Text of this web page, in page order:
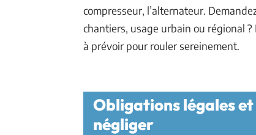
compresseur, l’alternateur.
chantiers, usage urbain ou régional
à prévoir pour rouler sereinement.
Obligations légales
négliger